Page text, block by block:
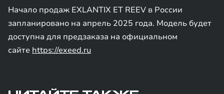
Начало продаж EXLANTIX ET REEV в России
запланировано на апрель 2025 года. Модель будет
доступна для предзаказа на официальном
сайте https://exeed.ru